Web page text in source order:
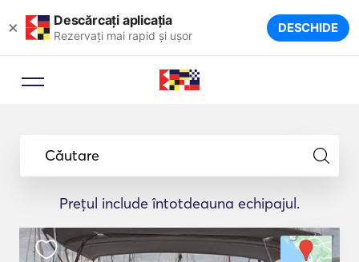
× Descărcați aplicația
Rezervați mai rapid și ușor DESCHIDE
Căutare
Prețul include întotdeauna echipajul.